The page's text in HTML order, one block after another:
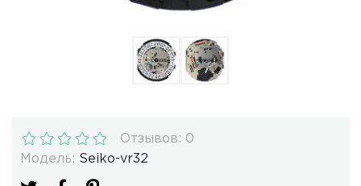
Модель: Seiko-vr32
Отзывов: 0